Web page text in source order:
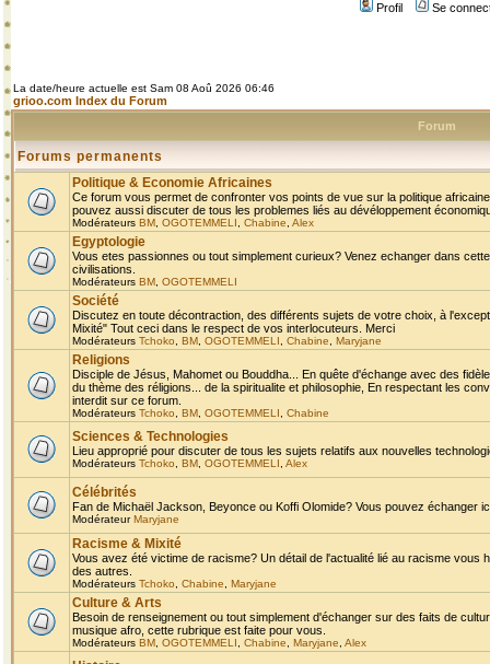
Profil
Se
La date/heure actuelle est Sam 08 Aoû 2026 06:46
grioo.com Index du Forum
Forum
Forums permanents
Politique & Economie Africaines
Ce forum vous permet de confronter vos points de vue sur la politique
pouvez aussi discuter de tous les problemes liés au dévéloppement
Modérateurs BM OGOTEMMELI Chabine Alex
Egyptologie
Vous etes passionnes ou tout simplement curieux? Venez echanger dans
civilisations.
Modérateurs BM OGOTEMMELI
Société
Discutez en toute décontraction, des différents sujets de votre choix, à
Mixité" Tout ceci dans le respect de vos interlocuteurs. Merci
Modérateurs Tchoko BM OGOTEMMELI Chabine Maryjane
Religions
Disciple de Jésus, Mahomet ou Bouddha... En quête d'échange avec des
du thème des réligions... de la spiritualite et philosophie, En respectant les
interdit sur ce forum.
Modérateurs Tchoko BM OGOTEMMELI Chabine
Sciences & Technologies
Lieu approprié pour discuter de tous les sujets relatifs aux nouvelles
Modérateurs Tchoko BM OGOTEMMELI Alex
Célébrités
Fan de Michaël Jackson, Beyonce ou Koffi Olomide? Vous pouvez échanger
ModérateurMaryjane
Racisme & Mixité
Vous avez été victime de racisme? Un détail de l'actualité lié au racisme
des autres.
Modérateurs Tchoko Chabine Maryjane
Culture & Arts
Besoin de renseignement ou tout simplement d'échanger sur des faits de
musique afro, cette rubrique est faite pour vous.
Modérateurs BM OGOTEMMELI Chabine Maryjane Alex